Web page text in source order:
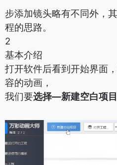
步添加镜头略有不同外，
程的思路。
2
基本介绍
打开软件后看到开始界面
容的动画，
我们要选择—新建空白项目